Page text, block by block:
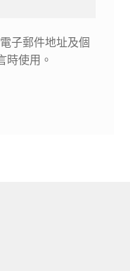
子郵件地址及個
時使用。